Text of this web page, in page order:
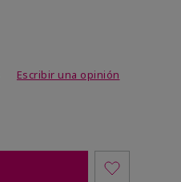
Escribir una opinión